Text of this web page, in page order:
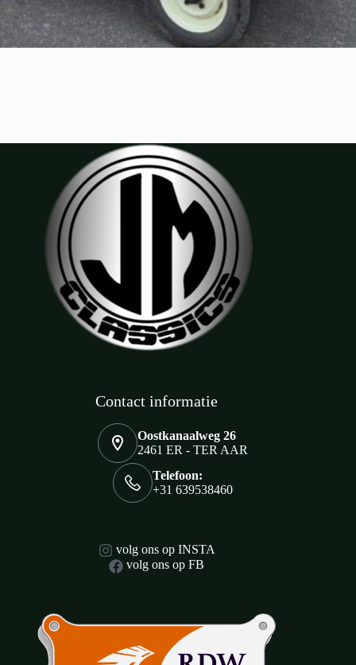
Contact informatie
Oostkanaalweg 26
2461 ER - TER AAR
Telefoon:
+31 639538460
volg ons op INSTA
volg ons op FB